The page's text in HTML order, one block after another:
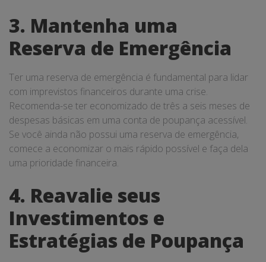
3. Mantenha uma
Reserva de Emergência
Ter uma reserva de emergência é fundamental para lidar
com imprevistos financeiros durante uma crise.
Recomenda-se ter economizado de três a seis meses de
despesas básicas em uma conta de poupança acessível.
Se você ainda não possui uma reserva de emergência,
comece a economizar o mais rápido possível e faça dela
uma prioridade financeira.
4. Reavalie seus
Investimentos e
Estratégias de Poupança